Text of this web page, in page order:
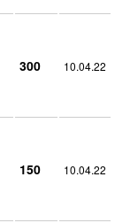
300 10.04.22
150 10.04.22